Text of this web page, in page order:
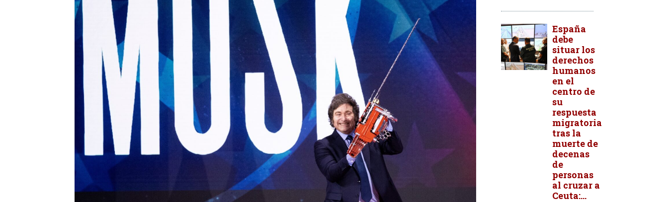
España
debe
situar los
derechos
humanos
en el
centro de
su
respuesta
migratoria
tras la
muerte de
decenas
de
personas
al cruzar a
Ceuta:...